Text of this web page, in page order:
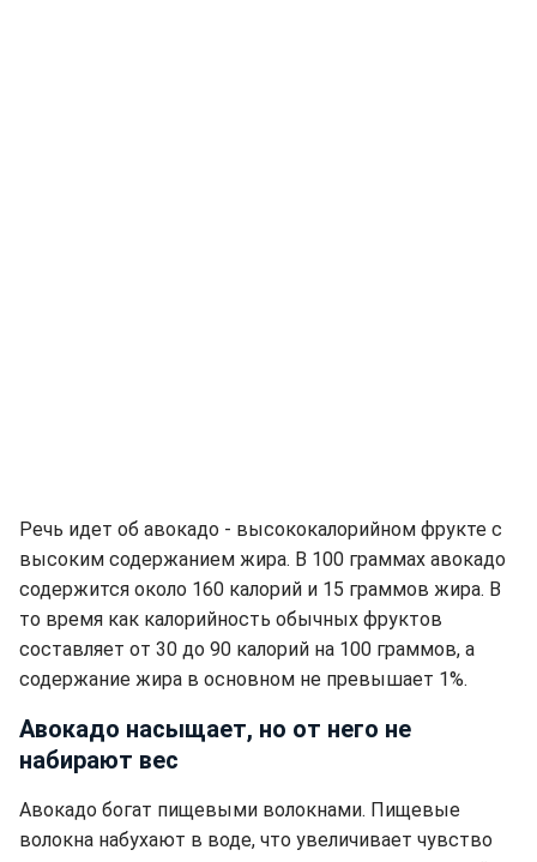
Речь идет об авокадо - высококалорийном фрукте с
высоким содержанием жира. В 100 граммах авокадо
содержится около 160 калорий и 15 граммов жира. В
то время как калорийность обычных фруктов
составляет от 30 до 90 калорий на 100 граммов, а
содержание жира в основном не превышает 1%.
Авокадо насыщает, но от него не
набирают вес
Авокадо богат пищевыми волокнами. Пищевые
волокна набухают в воде, что увеличивает чувство